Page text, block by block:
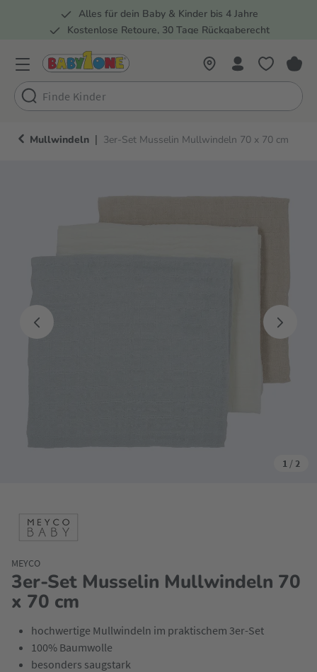
Zur Hauptnavigation springen
Alles für dein Baby & Kinder bis 4 Jahre
Kostenlose Retoure, 30 Tage Rückgaberecht
Mullwindeln | 3er-Set Musselin Mullwindeln 70 x 70 cm
1 / 2
3er-Set Musselin Mullwindeln 70
x 70 cm
MEYCO
hochwertige Mullwindeln im praktischem 3er-Set
100% Baumwolle
besonders saugstark